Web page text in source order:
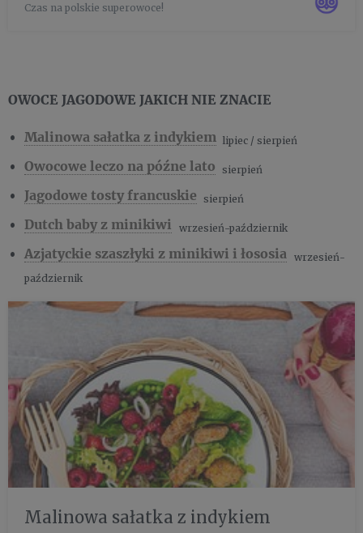
makaronem bezglutenowym i z ulubionym
Czas na polskie superowoce!
OWOCE JAGODOWE JAKICH NIE ZNACIE
Malinowa sałatka z indykiem lipiec / sierpień
Owocowe leczo na późne lato sierpień
Jagodowe tosty francuskie sierpień
Dutch baby z minikiwi wrzesień-październik
Azjatyckie szaszłyki z minikiwi i łososia
wrzesień-
październik
Malinowa sałatka z indykiem